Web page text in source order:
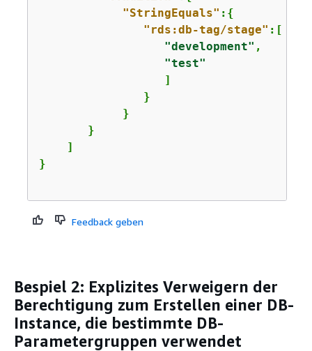
"StringEquals" : {
"rds:db-tag/stage" :[
"development" ,
"test"
                  ]
               }
            }
       }
    ]
Feedback geben
Bespiel 2: Explizites Verweigern der
Berechtigung zum Erstellen einer DB-
Instance, die bestimmte DB-
Parametergruppen verwendet